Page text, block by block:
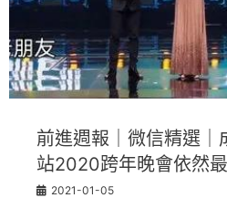
前進週報｜微信精選｜
站2020跨年晚會依然
2021-01-05